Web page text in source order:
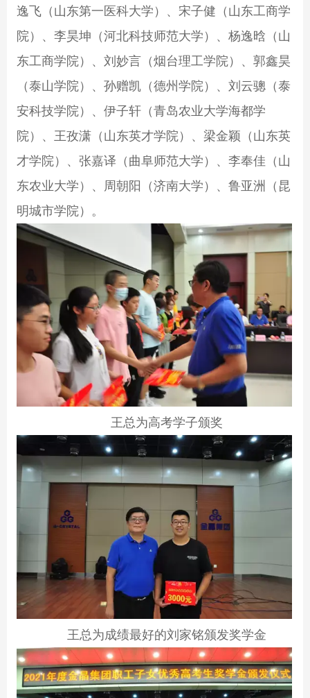
逸飞（山东第一医科大学）、宋子健（山东工商学
院）、李昊坤（河北科技师范大学）、杨逸晗（山
东工商学院）、刘妙言（烟台理工学院）、郭鑫昊
（泰山学院）、孙赠凯（德州学院）、刘云骢（泰
安科技学院）、伊子轩（青岛农业大学海都学
院）、王孜潇（山东英才学院）、梁金颖（山东英
才学院）、张嘉译（曲阜师范大学）、李奉佳（山
东农业大学）、周朝阳（济南大学）、鲁亚洲（昆
明城市学院）。
王总为高考学子颁奖
王总为成绩最好的刘家铭颁发奖学金